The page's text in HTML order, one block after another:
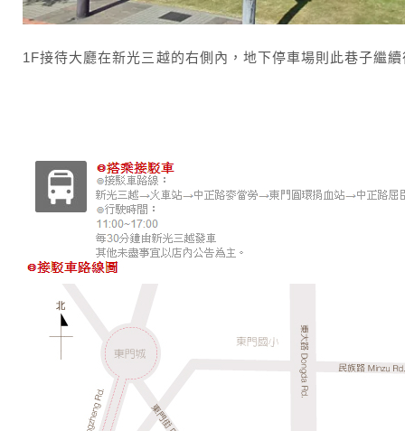
1F接待大廳在新光三越的右側內，地下停車場則此巷子繼